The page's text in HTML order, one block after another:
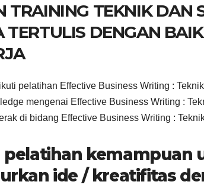
TRAINING TEKNIK DAN
TERTULIS DENGAN
pelatihan Effective Business Writing :
mengenai Effective Business Writing :
di bidang Effective Business Writing :
pelatihan kemampuan
ide / kreatifitas